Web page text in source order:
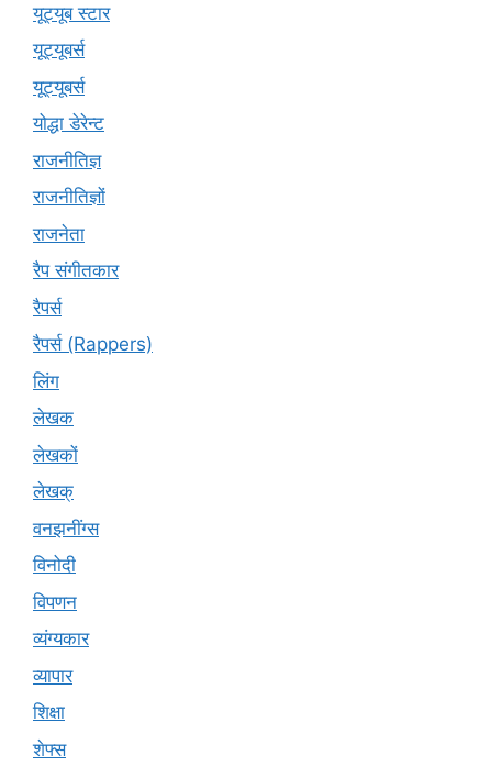
यूट्यूब स्टार
यूट्‍यूबर्स
यूट्यूबर्स
योद्धा डेरेन्ट
राजनीतिज्ञ
राजनीतिज्ञों
राजनेता
रैप संगीतकार
रैपर्स
रैपर्स (Rappers)
लिंग
लेखक
लेखकों
लेखक्
वनझनींग्स
विनोदी
विपणन
व्यंग्यकार
व्यापार
शिक्षा
शेफ्स